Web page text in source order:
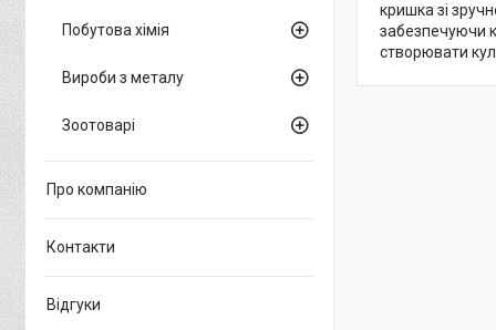
кришка зі
забезпечуючи
створювати
Побутова хімія
Вироби з металу
Зоотоварі
Про компанію
Контакти
Відгуки